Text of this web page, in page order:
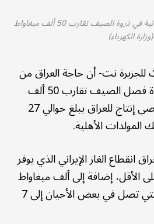
حاجة العراق من الطاقة الكهربائية في ذروة الصيف تقارب 50 ألف ميغاواط
(وزارة الكهرباء)
نت- أن حاجة العراق من
الطاقة الكهربائية في ذروة فصل الصيف تقارب 50 ألف
ميغاواط، في حين أن أقصى إنتاج للعراق يبلغ حوالي 27
الأهلية.
الغاز الإيراني الذي يوفر
على الأقل، إضافة إلى ألف ميغاواط
من الكهرباء المباشرة، والتي تصل في بعض الأحيان إلى 7